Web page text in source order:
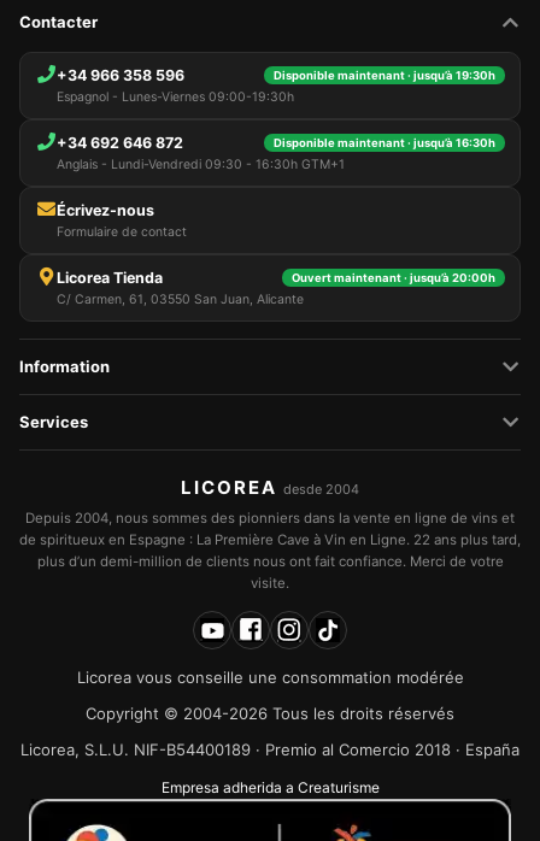
Contacter
+34 966 358 596 Disponible maintenant · jusqu’à 19:30h
Espagnol - Lunes-Viernes 09:00-19:30h
+34 692 646 872 Disponible maintenant · jusqu’à 16:30h
Anglais - Lundi-Vendredi 09:30 - 16:30h GTM+1
Écrivez-nous
Formulaire de contact
Licorea Tienda Ouvert maintenant · jusqu’à 20:00h
C/ Carmen, 61, 03550 San Juan, Alicante
Information
Services
LICOREA desde 2004
Depuis 2004, nous sommes des pionniers dans la vente en ligne de vins et
de spiritueux en Espagne : La Première Cave à Vin en Ligne. 22 ans plus tard,
plus d’un demi-million de clients nous ont fait confiance. Merci de votre
visite.
Licorea vous conseille une consommation modérée
Copyright © 2004-2026 Tous les droits réservés
Licorea, S.L.U. NIF-B54400189 · Premio al Comercio 2018 · España
Empresa adherida a Creaturisme